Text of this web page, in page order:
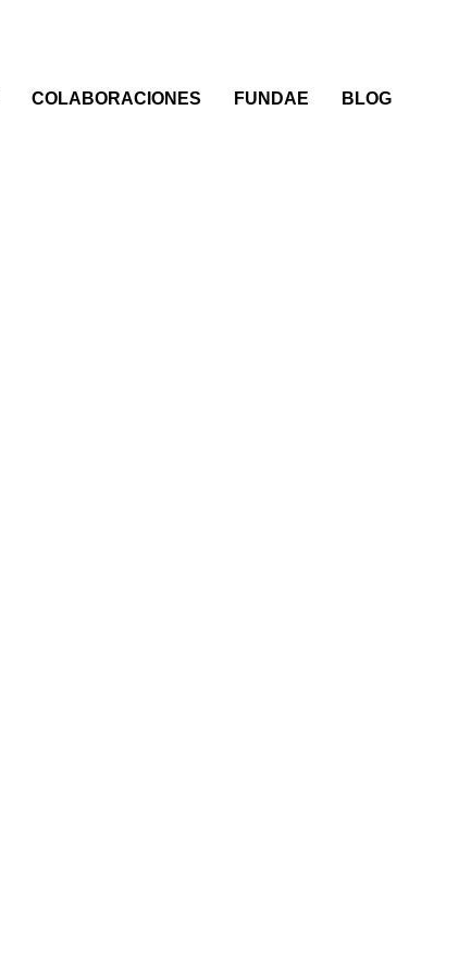
COLABORACIONES FUNDAE BLOG